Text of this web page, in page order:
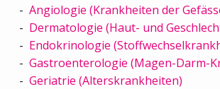
Angiologie (Krankheiten der
Dermatologie (Haut- und
Endokrinologie
Gastroenterologie (Magen-Darm-
Geriatrie (Alterskrankheiten)